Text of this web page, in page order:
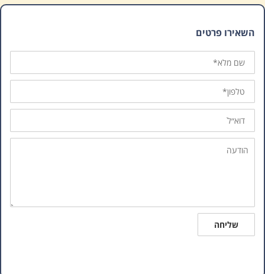
השאירו פרטים
שם
מלא
טלפון
דוא״ל
הודעה
שליחה